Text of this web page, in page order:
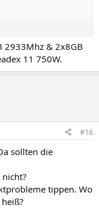
2933Mhz & 2x8GB
11 750W.
#16
sollten die
tippen. Wo